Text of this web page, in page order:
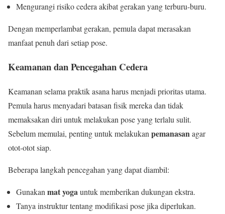
Mengurangi risiko cedera akibat gerakan yang terburu-buru.
Dengan memperlambat gerakan, pemula dapat merasakan
manfaat penuh dari setiap pose.
Keamanan dan Pencegahan Cedera
Keamanan selama praktik asana harus menjadi prioritas utama.
Pemula harus menyadari batasan fisik mereka dan tidak
memaksakan diri untuk melakukan pose yang terlalu sulit.
Sebelum memulai, penting untuk melakukan pemanasanagar
otot-otot siap.
Beberapa langkah pencegahan yang dapat diambil:
Gunakan mat yogauntuk memberikan dukungan ekstra.
Tanya instruktur tentang modifikasi pose jika diperlukan.